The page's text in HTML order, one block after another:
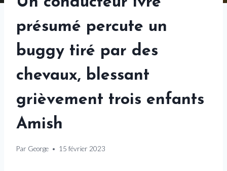
présumé percute un
buggy tiré par des
chevaux, blessant
grièvement trois enfants
Amish
Par George 15 février 2023